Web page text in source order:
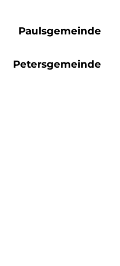
Paulsgemeinde
Petersgemeinde